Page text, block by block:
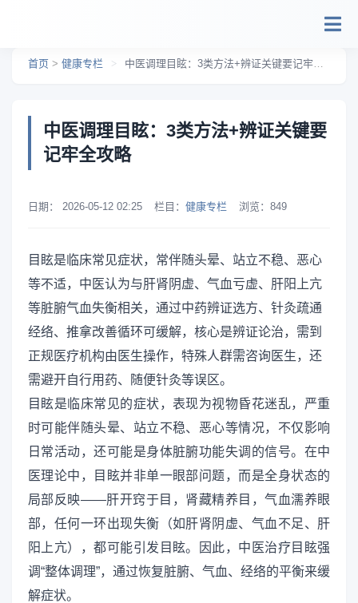
首页 > 健康专栏 > 中医调理目眩：3类方法+辨证关键要记牢全攻略
中医调理目眩：3类方法+辨证关键要
记牢全攻略
日期： 2026-05-12 02:25 栏目： 健康专栏 浏览： 849
目眩是临床常见症状，常伴随头晕、站立不稳、恶心
等不适，中医认为与肝肾阴虚、气血亏虚、肝阳上亢
等脏腑气血失衡相关，通过中药辨证选方、针灸疏通
经络、推拿改善循环可缓解，核心是辨证论治，需到
正规医疗机构由医生操作，特殊人群需咨询医生，还
需避开自行用药、随便针灸等误区。
目眩是临床常见的症状，表现为视物昏花迷乱，严重
时可能伴随头晕、站立不稳、恶心等情况，不仅影响
日常活动，还可能是身体脏腑功能失调的信号。在中
医理论中，目眩并非单一眼部问题，而是全身状态的
局部反映——肝开窍于目，肾藏精养目，气血濡养眼
部，任何一环出现失衡（如肝肾阴虚、气血不足、肝
阳上亢），都可能引发目眩。因此，中医治疗目眩强
调“整体调理”，通过恢复脏腑、气血、经络的平衡来缓
解症状。